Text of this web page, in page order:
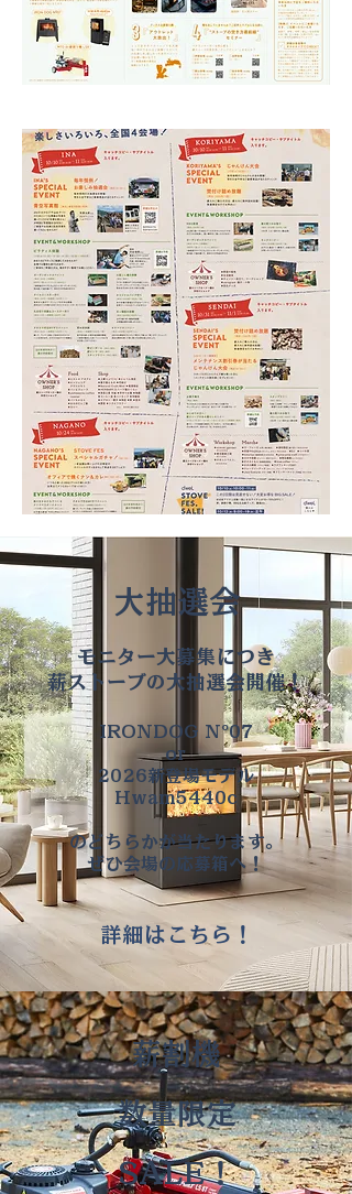
大抽選会
​モニター大募集につき
薪ストーブの大抽選会開催！
IRONDOG Nº07
or
2026新登場モデル
Hwam5440c
のどちらかが当たります。
ぜひ会場の応募箱へ！
詳細はこちら！
薪割機
​数量限定
SALE！